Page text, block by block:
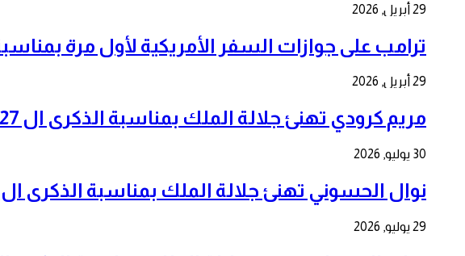
29 أبريل, 2026
ترامب على جوازات السفر الأمريكية لأول مرة بمناسبة الذكرى
29 أبريل, 2026
مريم كرودي تهنئ جلالة الملك بمناسبة الذكرى ال 27 لعيد العرش
30 يوليو, 2026
نوال الحسوني تهنئ جلالة الملك بمناسبة الذكرى ال 27 لعيد العرش
29 يوليو, 2026